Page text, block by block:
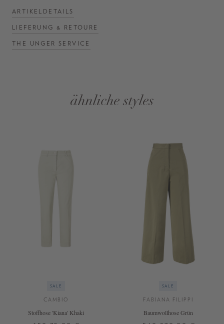
ARTIKELDETAILS
LIEFERUNG & RETOURE
THE UNGER SERVICE
ähnliche styles
SALE
CAMBIO
Stoffhose 'Kiana' Khaki
SALE
FABIANA FILIPPI
Baumwollhose Grün